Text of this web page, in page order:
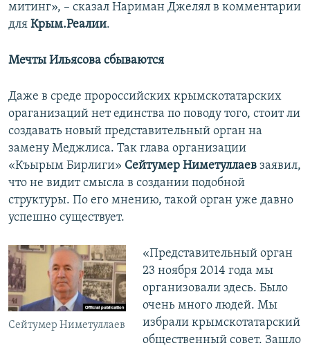
митинг», – сказал Нариман Джелял в комментарии
для Крым.Реалии.
Мечты Ильясова сбываются
Даже в среде пророссийских крымскотатарских
ораганизаций нет единства по поводу того, стоит ли
создавать новый представительный орган на
замену Меджлиса. Так глава организации
«Къырым Бирлиги» Сейтумер Ниметуллаев заявил,
что не видит смысла в создании подобной
структуры. По его мнению, такой орган уже давно
успешно существует.
Сейтумер Ниметуллаев
«Представительный орган
23 ноября 2014 года мы
организовали здесь. Было
очень много людей. Мы
избрали крымскотатарский
общественный совет. Зашло